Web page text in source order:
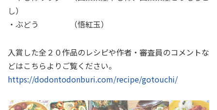
し）
・ぶどう （悟紅玉）
入賞した全２０作品のレシピや作者・審査員のコメントな
どはこちらよりご覧ください。
https://dodontodonburi.com/recipe/gotouchi/